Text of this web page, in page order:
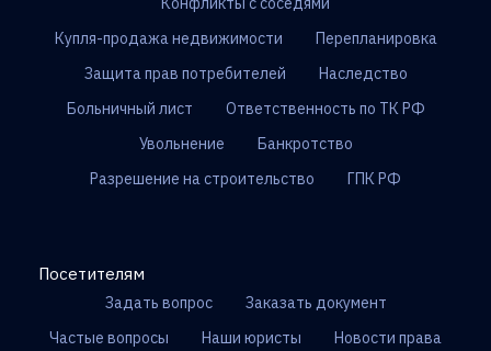
Купля-продажа недвижимости
Перепланировка
Защита прав потребителей
Наследство
Больничный лист
Ответственность по ТК РФ
Увольнение
Банкротство
Разрешение на строительство
ГПК РФ
Посетителям
Задать вопрос
Заказать документ
Частые вопросы
Наши юристы
Новости права